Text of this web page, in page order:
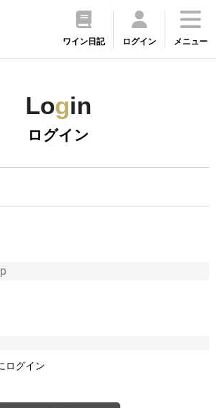
ワイン日記 ログイン メニュー
Login
ログイン
ログイン